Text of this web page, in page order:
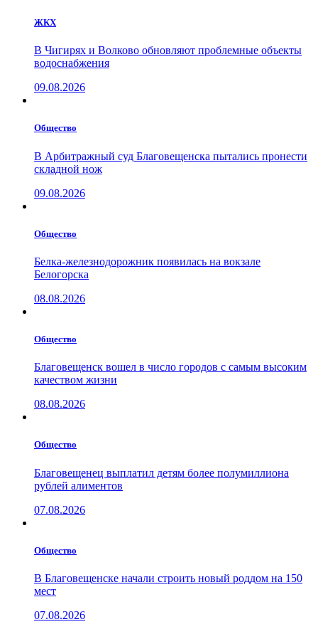
ЖКХ
В Чигирях и Волково обновляют проблемные объекты
водоснабжения
09.08.2026
Общество
В Арбитражный суд Благовещенска пытались пронести
складной нож
09.08.2026
Общество
Белка-железнодорожник появилась на вокзале
Белогорска
08.08.2026
Общество
Благовещенск вошел в число городов с самым высоким
качеством жизни
08.08.2026
Общество
Благовещенец выплатил детям более полумиллиона
рублей алиментов
07.08.2026
Общество
В Благовещенске начали строить новый роддом на 150
мест
07.08.2026